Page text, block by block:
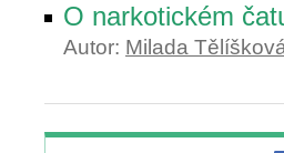
O narkotickém
Autor: Milada